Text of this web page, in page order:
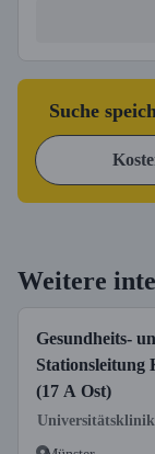
Suche
Weitere
Gesundheits-
Stationsleitung
(17 A Ost)